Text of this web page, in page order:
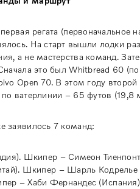
регата
На старт вышли лодки
а не мастерства команд.
это был Whitbread 60
Open 70. В этом году
ватерлинии – 65 футов (19,8
заявилось 7 команд:
Шкипер – Симеон
Шкипер – Шарль
– Хаби Фернандес